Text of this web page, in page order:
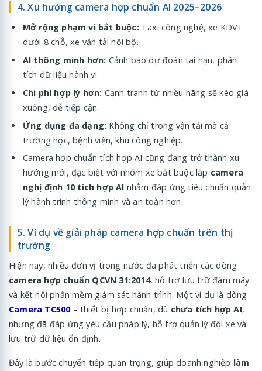
4. Xu hướng camera hợp chuẩn AI 2025–2026
Mở rộng phạm vi bắt buộc: Taxi công nghệ, xe KDVT
dưới 8 chỗ, xe vận tải nội bộ.
AI thông minh hơn: Cảnh báo dự đoán tai nạn, phân
tích dữ liệu hành vi.
Chi phí hợp lý hơn: Cạnh tranh từ nhiều hãng sẽ kéo giá
xuống, dễ tiếp cận.
Ứng dụng đa dạng: Không chỉ trong vận tải mà cả
trường học, bệnh viện, khu công nghiệp.
Camera hợp chuẩn tích hợp AI cũng đang trở thành xu
hướng mới, đặc biệt với nhóm xe bắt buộc lắp camera
nghị định 10 tích hợp AI nhằm đáp ứng tiêu chuẩn quản
lý hành trình thông minh và an toàn hơn.
5. Ví dụ về giải pháp camera hợp chuẩn trên thị
trường
Hiện nay, nhiều đơn vị trong nước đã phát triển các dòng
camera hợp chuẩn QCVN 31:2014, hỗ trợ lưu trữ đám mây
và kết nối phần mềm giám sát hành trình. Một ví dụ là dòng
Camera TC500– thiết bị hợp chuẩn, dù chưa tích hợp AI,
nhưng đã đáp ứng yêu cầu pháp lý, hỗ trợ quản lý đội xe và
lưu trữ dữ liệu ổn định.
Đây là bước chuyển tiếp quan trọng, giúp doanh nghiệp làm